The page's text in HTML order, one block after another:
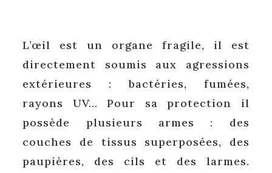
L’œil est un organe fragile, il est
directement soumis aux agressions
extérieures : bactéries, fumées,
rayons UV… Pour sa protection il
possède plusieurs armes : des
couches de tissus superposées, des
paupières, des cils et des larmes.